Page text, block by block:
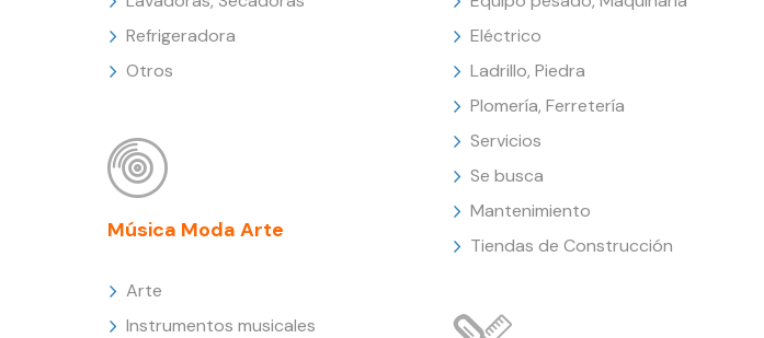
Refrigeradora
Otros
Música Moda Arte
Arte
Instrumentos musicales
Eléctrico
Ladrillo, Piedra
Plomería, Ferretería
Servicios
Se busca
Mantenimiento
Tiendas de Construcción